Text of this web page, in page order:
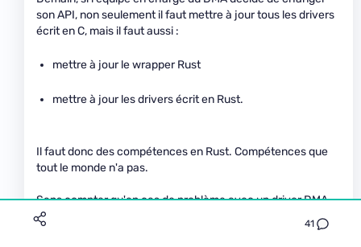
41
son API, non seulement il faut mettre à jour tous les drivers
écrit en C, mais il faut aussi :
mettre à jour le wrapper Rust
mettre à jour les drivers écrit en Rust.
Il faut donc des compétences en Rust. Compétences que
tout le monde n'a pas.
Sans compter qu'en cas de problème avec un driver DMA
avec un driver rust, il faudra trouver si le problème vient du